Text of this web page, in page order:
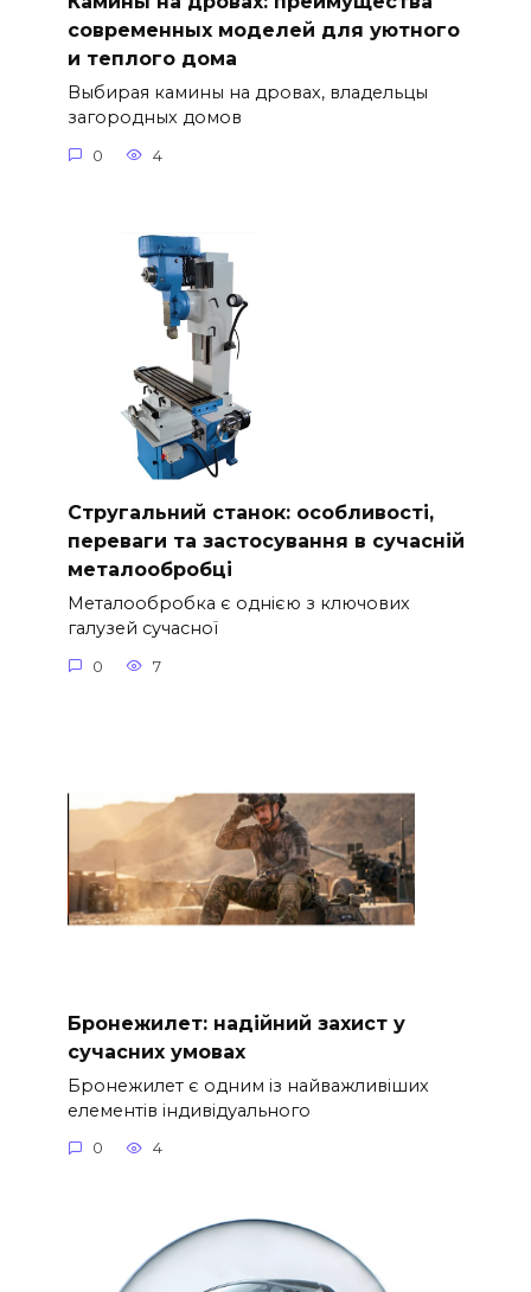
современных моделей для уютного
и теплого дома
Выбирая камины на дровах, владельцы
загородных домов
0 4
Стругальний станок: особливості,
переваги та застосування в сучасній
металообробці
Металообробка є однією з ключових
галузей сучасної
0 7
Бронежилет: надійний захист у
сучасних умовах
Бронежилет є одним із найважливіших
елементів індивідуального
0 4